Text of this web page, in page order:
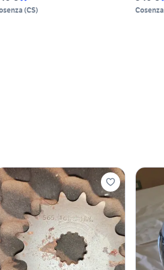
(CS) Cosenza